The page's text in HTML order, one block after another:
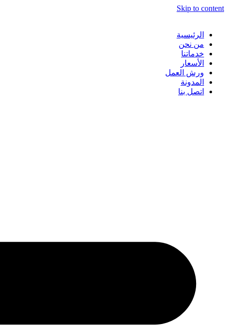
Skip to content
الرئيسية
من نحن
خدماتنا
الأسعار
ورش العمل
المدونة
اتصل بنا